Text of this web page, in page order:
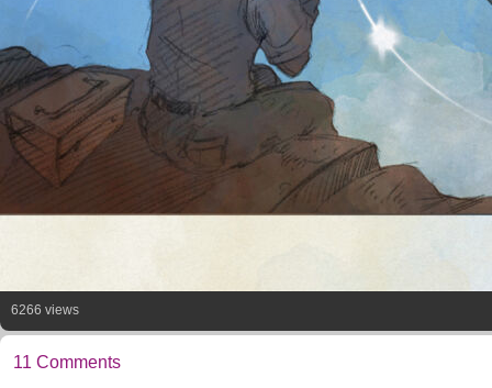
6266 views
11 Comments